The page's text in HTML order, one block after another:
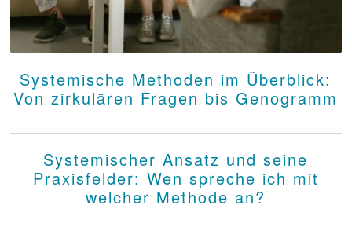
Systemische Methoden im Überblick:
Von zirkulären Fragen bis Genogramm
Systemischer Ansatz und seine
Praxisfelder: Wen spreche ich mit
welcher Methode an?